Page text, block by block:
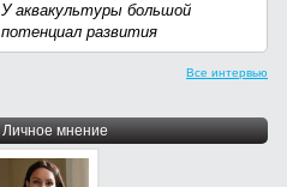
У аквакультуры большой
потенциал развития
Все интервью
Личное мнение